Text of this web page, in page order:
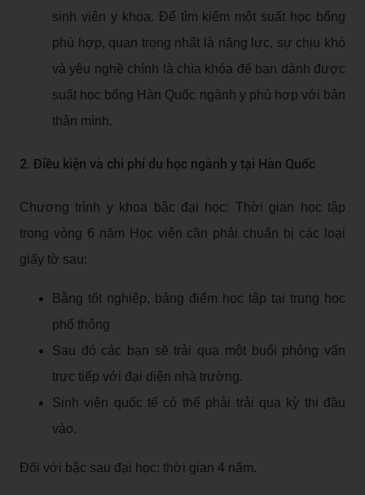
sinh viên y khoa. Để tìm kiếm một suất học bổng
phù hợp, quan trọng nhất là năng lực, sự chịu khó
và yêu nghề chính là chìa khóa để bạn dành được
suất học bổng Hàn Quốc ngành y phù hợp với bản
thân mình.
2. Điều kiện và chi phí du học ngành y tại Hàn Quốc
Chương trình y khoa bậc đại học: Thời gian học tập
trong vòng 6 năm Học viên cần phải chuẩn bị các loại
giấy tờ sau:
Bằng tốt nghiệp, bảng điểm học tập tại trung học
phổ thông
Sau đó các bạn sẽ trải qua một buổi phỏng vấn
trực tiếp với đại diện nhà trường.
Sinh viên quốc tế có thể phải trải qua kỳ thi đầu
vào.
Đối với bậc sau đại học: thời gian 4 năm.